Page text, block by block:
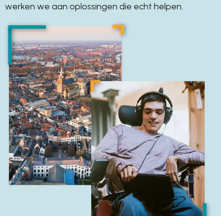
werken we aan oplossingen die echt helpen.